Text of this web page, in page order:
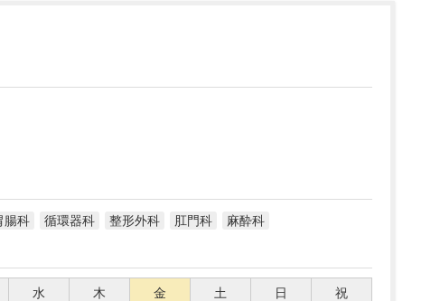
腸科 循環器科 整形外科 肛門科 麻酔科
水 木 金 土 日 祝